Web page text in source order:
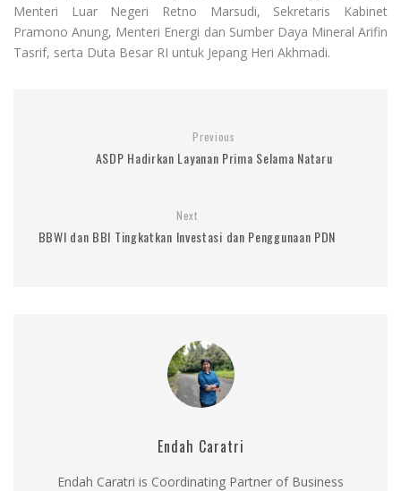
Menteri Luar Negeri Retno Marsudi, Sekretaris Kabinet
Pramono Anung, Menteri Energi dan Sumber Daya Mineral Arifin
Tasrif, serta Duta Besar RI untuk Jepang Heri Akhmadi.
Previous
ASDP Hadirkan Layanan Prima Selama Nataru
Next
BBWI dan BBI Tingkatkan Investasi dan Penggunaan PDN
Endah Caratri
Endah Caratri is Coordinating Partner of Business